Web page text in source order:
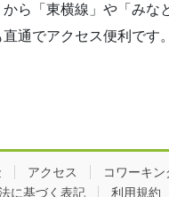
から「東横線」や「みな
直通でアクセス便利です。
アクセス コワーキン
に基づく表記 利用規約